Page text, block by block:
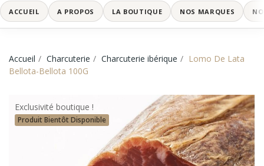
ACCUEIL A PROPOS LA BOUTIQUE NOS MARQUES
Accueil Charcuterie Charcuterie ibérique
Lomo De Lata
Bellota-Bellota 100G
Exclusivité boutique !
Produit Bientôt Disponible